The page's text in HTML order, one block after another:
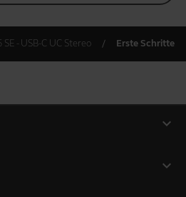
- USB-C UC Stereo Erste Schritte
expand_more
expand_more